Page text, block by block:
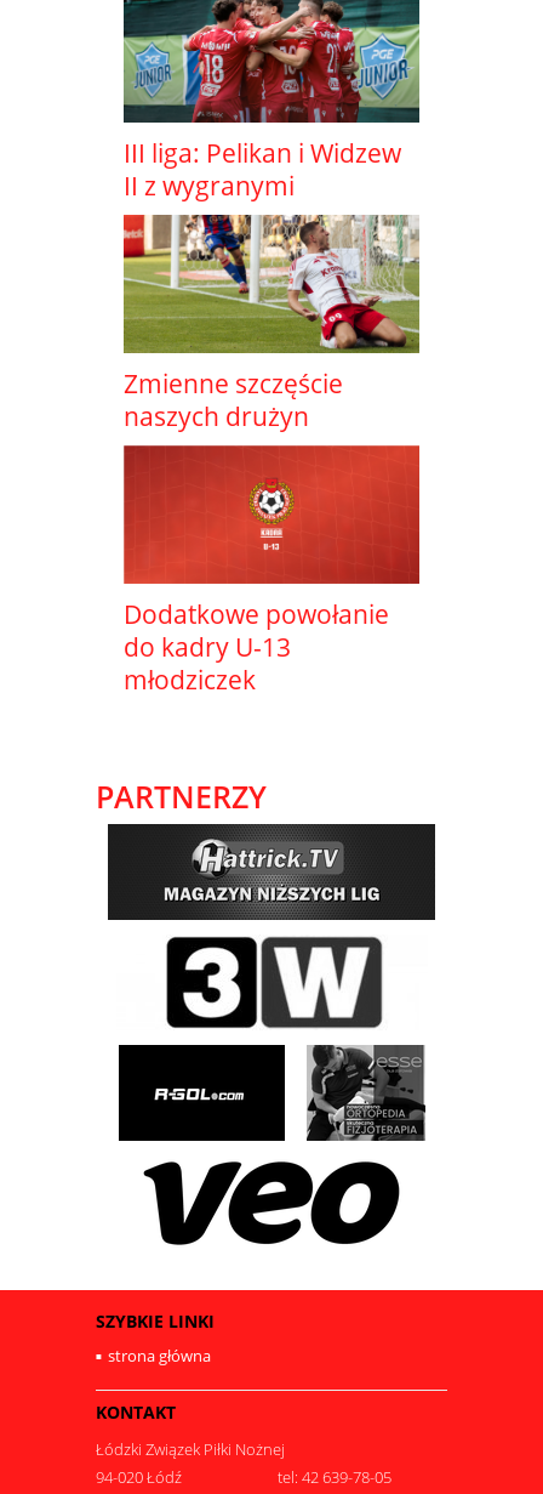
III liga: Pelikan i Widzew
II z wygranymi
Zmienne szczęście
naszych drużyn
Dodatkowe powołanie
do kadry U-13
młodziczek
PARTNERZY
SZYBKIE LINKI
strona główna
KONTAKT
Łódzki Związek Piłki Nożnej
94-020 Łódź
tel: 42 639-78-05